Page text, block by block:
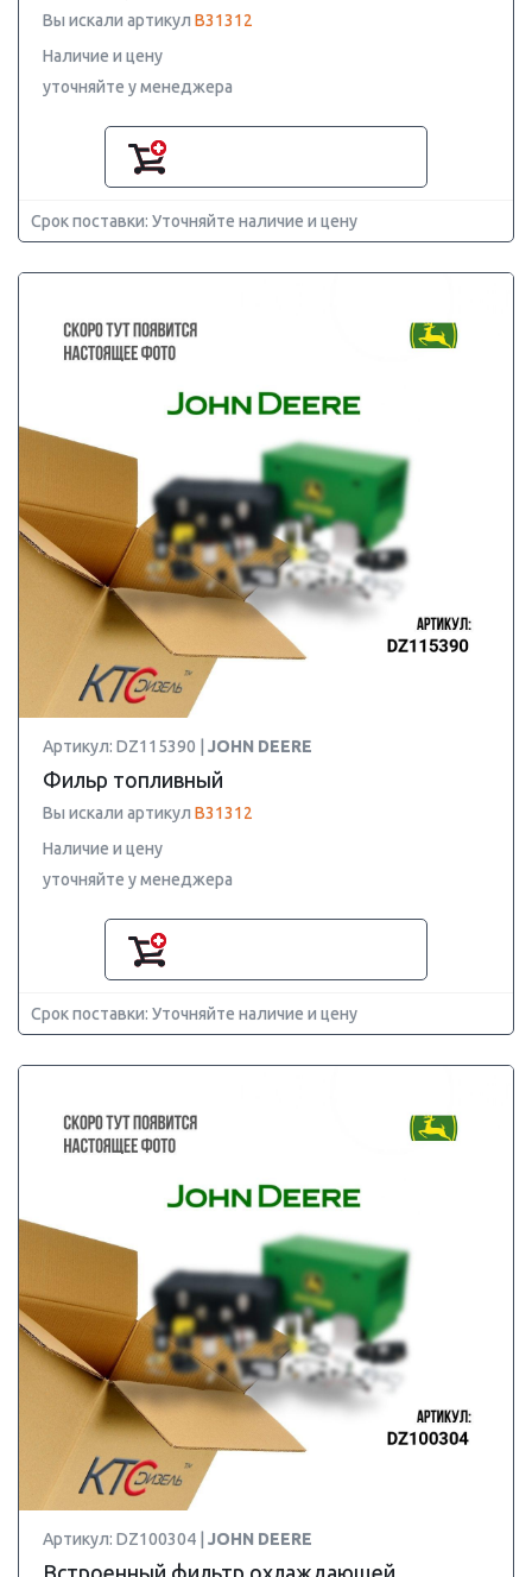
Вы искали артикул B31312
Наличие и цену
уточняйте у менеджера
Срок поставки: Уточняйте наличие и цену
Артикул: DZ115390 | JOHN DEERE
Фильр топливный
Вы искали артикул B31312
Наличие и цену
уточняйте у менеджера
Срок поставки: Уточняйте наличие и цену
Артикул: DZ100304 | JOHN DEERE
Встроенный фильтр охлаждающей